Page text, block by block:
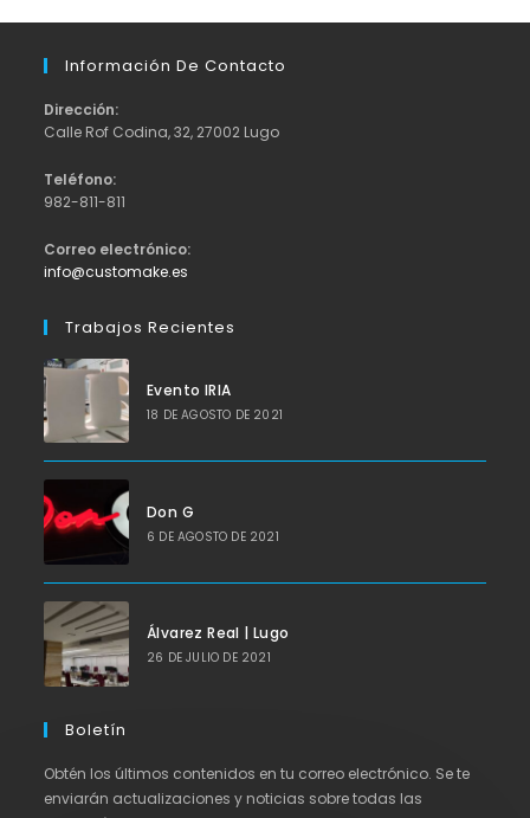
Información De Contacto
Dirección:
Calle Rof Codina, 32, 27002 Lugo
Teléfono:
982-811-811
Correo electrónico:
info@customake.es
tu
Trabajos Recientes
Evento IRIA
18 DE AGOSTO DE 2021
Don G
6 DE AGOSTO DE 2021
Álvarez Real | Lugo
26 DE JULIO DE 2021
Boletín
Obtén los últimos contenidos en tu correo electrónico. Se te
enviarán actualizaciones y noticias sobre todas las